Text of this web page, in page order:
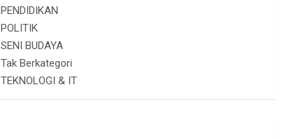
PENDIDIKAN
POLITIK
SENI BUDAYA
Tak Berkategori
TEKNOLOGI & IT